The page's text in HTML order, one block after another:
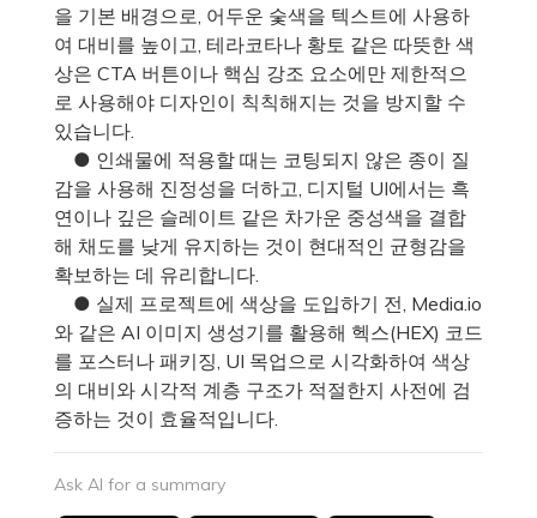
을 기본 배경으로, 어두운 숯색을 텍스트에 사용하
여 대비를 높이고, 테라코타나 황토 같은 따뜻한 색
상은 CTA 버튼이나 핵심 강조 요소에만 제한적으
로 사용해야 디자인이 칙칙해지는 것을 방지할 수
있습니다.
● 인쇄물에 적용할 때는 코팅되지 않은 종이 질
감을 사용해 진정성을 더하고, 디지털 UI에서는 흑
연이나 깊은 슬레이트 같은 차가운 중성색을 결합
해 채도를 낮게 유지하는 것이 현대적인 균형감을
확보하는 데 유리합니다.
● 실제 프로젝트에 색상을 도입하기 전, Media.io
와 같은 AI 이미지 생성기를 활용해 헥스(HEX) 코드
를 포스터나 패키징, UI 목업으로 시각화하여 색상
의 대비와 시각적 계층 구조가 적절한지 사전에 검
증하는 것이 효율적입니다.
Ask AI for a summary